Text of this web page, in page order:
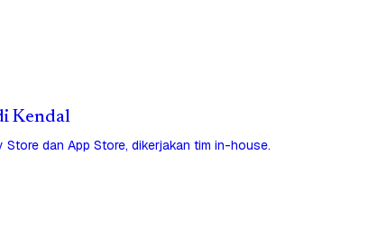
Kendal
dan App Store, dikerjakan tim in-house.